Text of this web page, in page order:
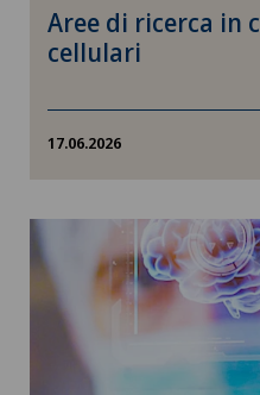
Aree di ricerca in
cellulari
17.06.2026